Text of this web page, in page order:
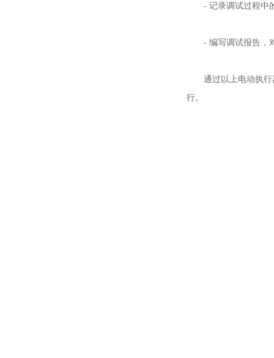
- 记录调试过程中的
- 编写调试报告，对
通过以上电动执行器
行。